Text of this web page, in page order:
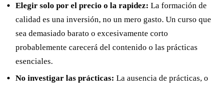
Elegir solo por el precio o la rapidez: La formación de
calidad es una inversión, no un mero gasto. Un curso que
sea demasiado barato o excesivamente corto
probablemente carecerá del contenido o las prácticas
esenciales.
No investigar las prácticas: La ausencia de prácticas, o